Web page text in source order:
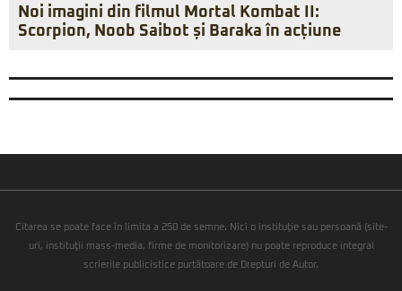
Noi imagini din filmul Mortal Kombat II:
Scorpion, Noob Saibot și Baraka în acțiune
Citarea se poate face în limita a 250 de semne. Nici o instituţie sau persoană (site-
uri, instituţii mass-media, firme de monitorizare) nu poate reproduce integral
scrierile publicistice purtătoare de Drepturi de Autor.